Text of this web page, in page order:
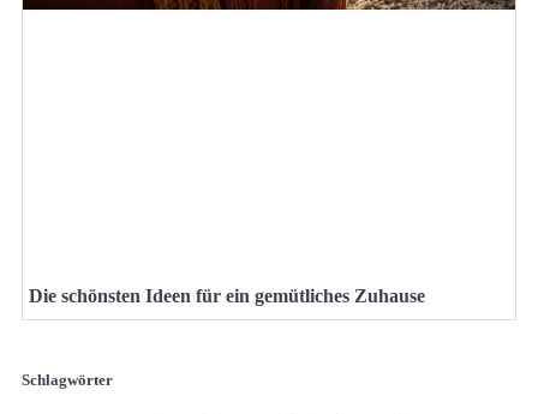
Die schönsten Ideen für ein gemütliches Zuhause
Schlagwörter